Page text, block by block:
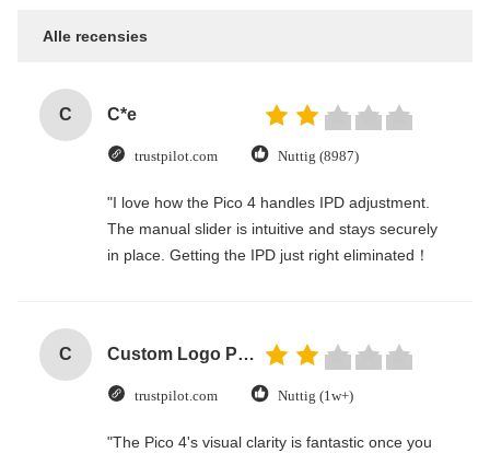
Alle recensies
C C*e
trustpilot.com Nuttig (8987)
"I love how the Pico 4 handles IPD adjustment.
The manual slider is intuitive and stays securely
in place. Getting the IPD just right eliminated！
C Custom Logo Paper Cardboard Packing Folding White / Black / Rose Gold Luxury Magnetic Gift Box with Ribbon Closure
trustpilot.com Nuttig (1w+)
"The Pico 4's visual clarity is fantastic once you